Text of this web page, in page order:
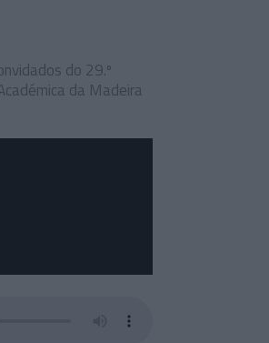
do 29.º
da Madeira